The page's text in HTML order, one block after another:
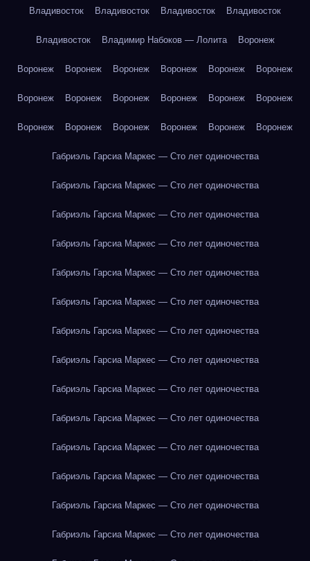
Владивосток Владивосток Владивосток Владивосток
Владивосток Владимир Набоков — Лолита Воронеж
Воронеж Воронеж Воронеж Воронеж Воронеж Воронеж
Воронеж Воронеж Воронеж Воронеж Воронеж Воронеж
Воронеж Воронеж Воронеж Воронеж Воронеж Воронеж
Габриэль Гарсиа Маркес — Сто лет одиночества
Габриэль Гарсиа Маркес — Сто лет одиночества
Габриэль Гарсиа Маркес — Сто лет одиночества
Габриэль Гарсиа Маркес — Сто лет одиночества
Габриэль Гарсиа Маркес — Сто лет одиночества
Габриэль Гарсиа Маркес — Сто лет одиночества
Габриэль Гарсиа Маркес — Сто лет одиночества
Габриэль Гарсиа Маркес — Сто лет одиночества
Габриэль Гарсиа Маркес — Сто лет одиночества
Габриэль Гарсиа Маркес — Сто лет одиночества
Габриэль Гарсиа Маркес — Сто лет одиночества
Габриэль Гарсиа Маркес — Сто лет одиночества
Габриэль Гарсиа Маркес — Сто лет одиночества
Габриэль Гарсиа Маркес — Сто лет одиночества